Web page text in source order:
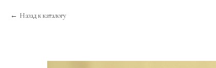
Назад к каталогу